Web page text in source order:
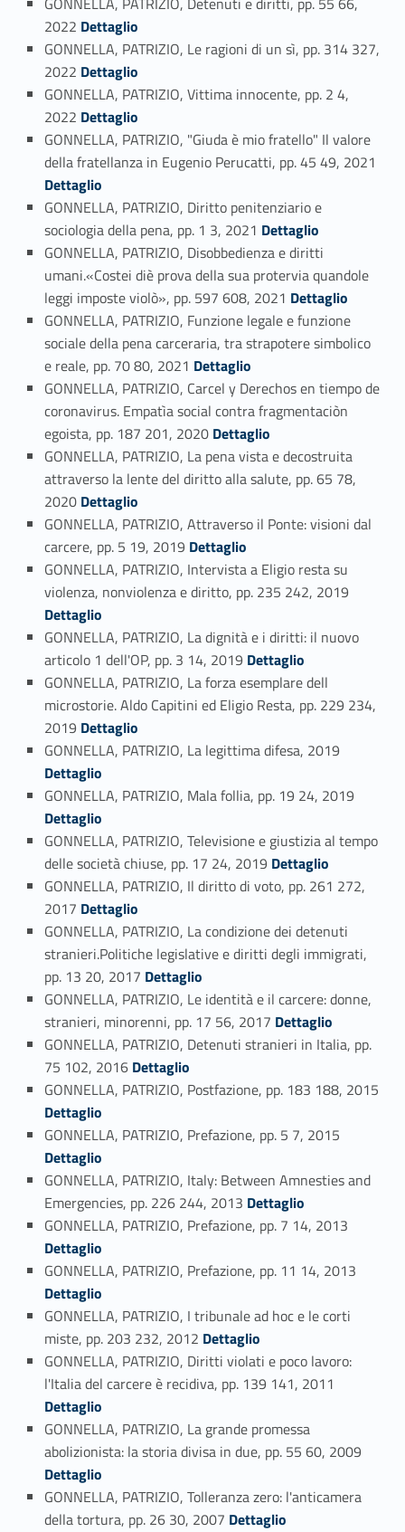
2022 Link identifier #identifier_person_23966-59
Dettaglio
GONNELLA, PATRIZIO, Le ragioni di un sì, pp. 314 327,
2022 Link identifier #identifier_person_8746-60
Dettaglio
GONNELLA, PATRIZIO, Vittima innocente, pp. 2 4,
2022 Link identifier #identifier_person_182883-61
Dettaglio
GONNELLA, PATRIZIO, "Giuda è mio fratello" Il valore
della fratellanza in Eugenio Perucatti, pp. 45 49, 2021
Dettaglio
GONNELLA, PATRIZIO, Diritto penitenziario e
sociologia della pena, pp. 1 3, 2021 Link identifier #identifier_person_177384-63
Dettaglio
GONNELLA, PATRIZIO, Disobbedienza e diritti
umani.«Costei diè prova della sua protervia quandole
leggi imposte violò», pp. 597 608, 2021 Link identifier #identifier_person_192676-64
Dettaglio
GONNELLA, PATRIZIO, Funzione legale e funzione
sociale della pena carceraria, tra strapotere simbolico
e reale, pp. 70 80, 2021 Link identifier #identifier_person_88653-65
Dettaglio
GONNELLA, PATRIZIO, Carcel y Derechos en tiempo de
coronavirus. Empatìa social contra fragmentaciòn
egoista, pp. 187 201, 2020 Link identifier #identifier_person_66820-66
Dettaglio
GONNELLA, PATRIZIO, La pena vista e decostruita
attraverso la lente del diritto alla salute, pp. 65 78,
2020 Link identifier #identifier_person_109086-67
Dettaglio
GONNELLA, PATRIZIO, Attraverso il Ponte: visioni dal
carcere, pp. 5 19, 2019 Link identifier #identifier_person_72179-68
Dettaglio
GONNELLA, PATRIZIO, Intervista a Eligio resta su
violenza, nonviolenza e diritto, pp. 235 242, 2019
Dettaglio
GONNELLA, PATRIZIO, La dignità e i diritti: il nuovo
articolo 1 dell'OP, pp. 3 14, 2019 Link identifier #identifier_person_71975-70
Dettaglio
GONNELLA, PATRIZIO, La forza esemplare dell
microstorie. Aldo Capitini ed Eligio Resta, pp. 229 234,
2019 Link identifier #identifier_person_194823-71
Dettaglio
GONNELLA, PATRIZIO, La legittima difesa, 2019
Dettaglio
GONNELLA, PATRIZIO, Mala follia, pp. 19 24, 2019
Dettaglio
GONNELLA, PATRIZIO, Televisione e giustizia al tempo
delle società chiuse, pp. 17 24, 2019 Link identifier #identifier_person_1200-74
Dettaglio
GONNELLA, PATRIZIO, Il diritto di voto, pp. 261 272,
2017 Link identifier #identifier_person_192374-75
Dettaglio
GONNELLA, PATRIZIO, La condizione dei detenuti
stranieri.Politiche legislative e diritti degli immigrati,
pp. 13 20, 2017 Link identifier #identifier_person_39107-76
Dettaglio
GONNELLA, PATRIZIO, Le identità e il carcere: donne,
stranieri, minorenni, pp. 17 56, 2017 Link identifier #identifier_person_148230-77
Dettaglio
GONNELLA, PATRIZIO, Detenuti stranieri in Italia, pp.
75 102, 2016 Link identifier #identifier_person_164223-78
Dettaglio
GONNELLA, PATRIZIO, Postfazione, pp. 183 188, 2015
Link identifier #identifier_person_95622-79
Dettaglio
GONNELLA, PATRIZIO, Prefazione, pp. 5 7, 2015
Dettaglio
GONNELLA, PATRIZIO, Italy: Between Amnesties and
Emergencies, pp. 226 244, 2013 Link identifier #identifier_person_49261-81
Dettaglio
GONNELLA, PATRIZIO, Prefazione, pp. 7 14, 2013
Dettaglio
GONNELLA, PATRIZIO, Prefazione, pp. 11 14, 2013
Dettaglio
GONNELLA, PATRIZIO, I tribunale ad hoc e le corti
miste, pp. 203 232, 2012 Link identifier #identifier_person_119482-84
Dettaglio
GONNELLA, PATRIZIO, Diritti violati e poco lavoro:
l'Italia del carcere è recidiva, pp. 139 141, 2011
Dettaglio
GONNELLA, PATRIZIO, La grande promessa
abolizionista: la storia divisa in due, pp. 55 60, 2009
Dettaglio
GONNELLA, PATRIZIO, Tolleranza zero: l'anticamera
della tortura, pp. 26 30, 2007 Link identifier #identifier_person_90194-87
Dettaglio